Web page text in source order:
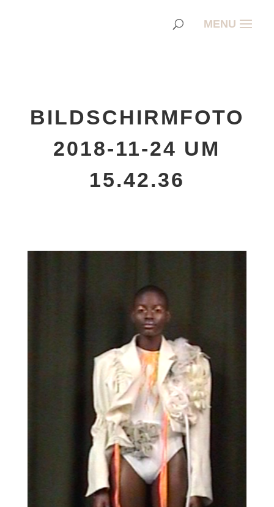
BILDSCHIRMFOTO
2018-11-24 UM
15.42.36